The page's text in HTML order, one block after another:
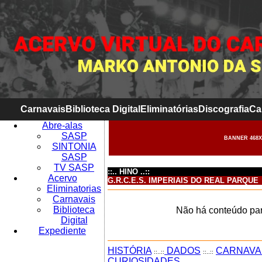
CarnavaisBiblioteca Digital EliminatóriasDiscografia
Abre-alas
SASP
SINTONIA
SASP
TV SASP
Acervo
Eliminatorias
Carnavais
Biblioteca
Digital
Expediente
BANNER
::.. HINO ..::
G.R.C.E.S. IMPERIAIS DO REAL PARQUE
Não há conteúdo
HISTÓRIA ::..:: DADOS ::..::